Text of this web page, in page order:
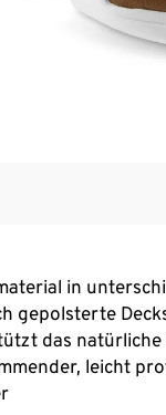
in
gepolsterte
das
leicht